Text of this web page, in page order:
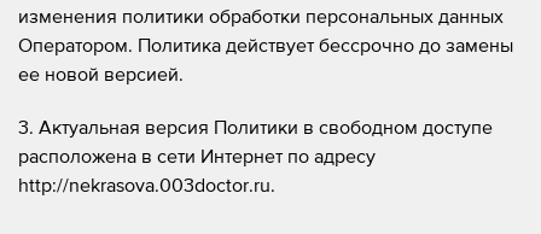
изменения политики обработки персональных данных
Оператором. Политика действует бессрочно до замены
ее новой версией.
3. Актуальная версия Политики в свободном доступе
расположена в сети Интернет по адресу
http://nekrasova.003doctor.ru.